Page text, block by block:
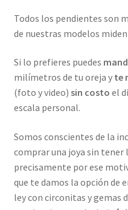
Todos los pendientes son
de nuestras modelos miden
Si lo prefieres puedes
milímetros de tu oreja y te
(foto y video) sin costo el
escala personal.
Somos conscientes de la
comprar una joya sin
precisamente por ese
que te damos la opción de
ley con circonitas y gemas